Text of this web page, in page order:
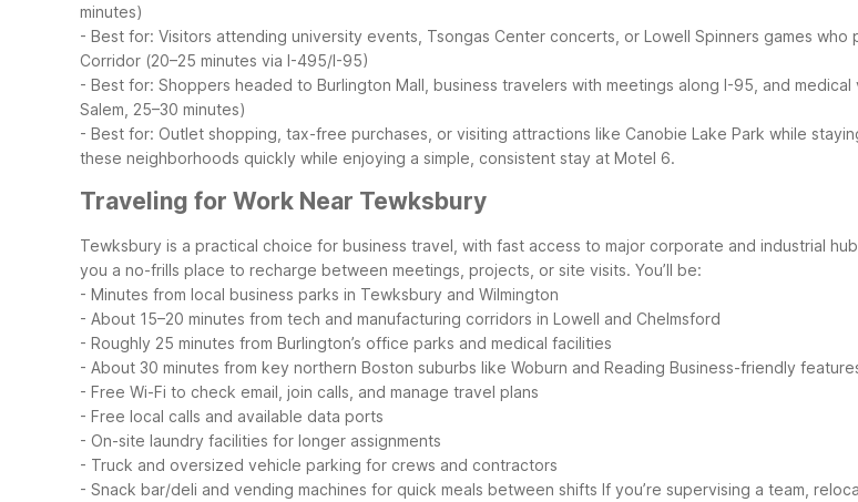
minutes)
- Best for: Visitors attending university events, Tsongas Center concerts, or Lowell Spinners games
Corridor (20–25 minutes via I-495/I-95)
- Best for: Shoppers headed to Burlington Mall, business travelers with meetings along I-95, and medical
Salem, 25–30 minutes)
- Best for: Outlet shopping, tax-free purchases, or visiting attractions like Canobie Lake Park while
these neighborhoods quickly while enjoying a simple, consistent stay at Motel 6.
Traveling for Work Near Tewksbury
Tewksbury is a practical choice for business travel, with fast access to major corporate and industrial
you a no-frills place to recharge between meetings, projects, or site visits. You’ll be:
- Minutes from local business parks in Tewksbury and Wilmington
- About 15–20 minutes from tech and manufacturing corridors in Lowell and Chelmsford
- Roughly 25 minutes from Burlington’s office parks and medical facilities
- About 30 minutes from key northern Boston suburbs like Woburn and Reading Business-friendly
- Free Wi-Fi to check email, join calls, and manage travel plans
- Free local calls and available data ports
- On-site laundry facilities for longer assignments
- Truck and oversized vehicle parking for crews and contractors
- Snack bar/deli and vending machines for quick meals between shifts If you’re supervising a team,